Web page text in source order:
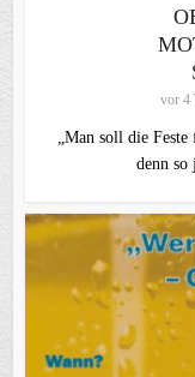
vor 4
„Man soll die
denn so